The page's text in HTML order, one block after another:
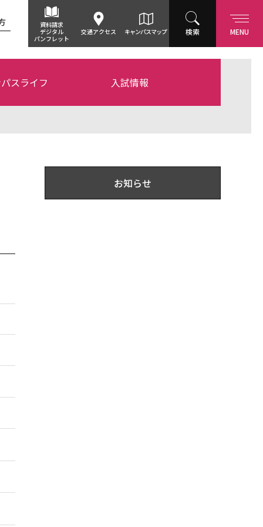
資料請求
デジタル
パンフレット
交通アクセス キャンパスマップ 検索 MENU
スライフ 入試情報
お知らせ